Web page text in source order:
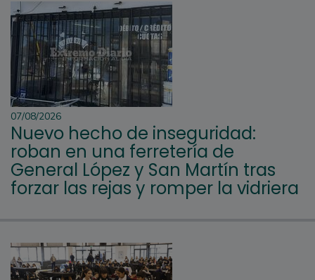
07/08/2026
Nuevo hecho de inseguridad:
roban en una ferretería de
General López y San Martín tras
forzar las rejas y romper la vidriera